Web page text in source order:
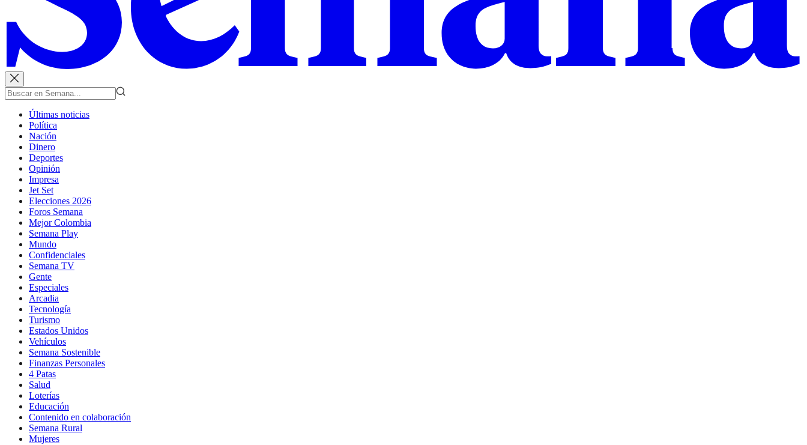
Últimas noticias
Política
Nación
Dinero
Deportes
Opinión
Impresa
Jet Set
Elecciones 2026
Foros Semana
Mejor Colombia
Semana Play
Mundo
Confidenciales
Semana TV
Gente
Especiales
Arcadia
Tecnología
Turismo
Estados Unidos
Vehículos
Semana Sostenible
Finanzas Personales
4 Patas
Salud
Loterías
Educación
Contenido en colaboración
Semana Rural
Mujeres